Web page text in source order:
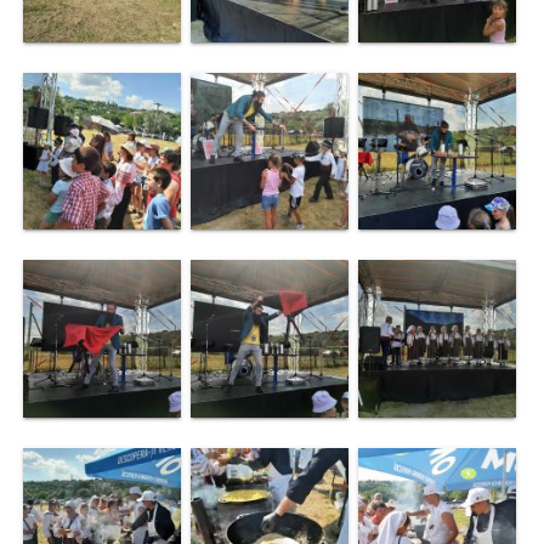
de
specialitate
Activitatea
consiliului
Deciziile
consiliului
Regulamentul
consiliului
Ședințele
Consiliului